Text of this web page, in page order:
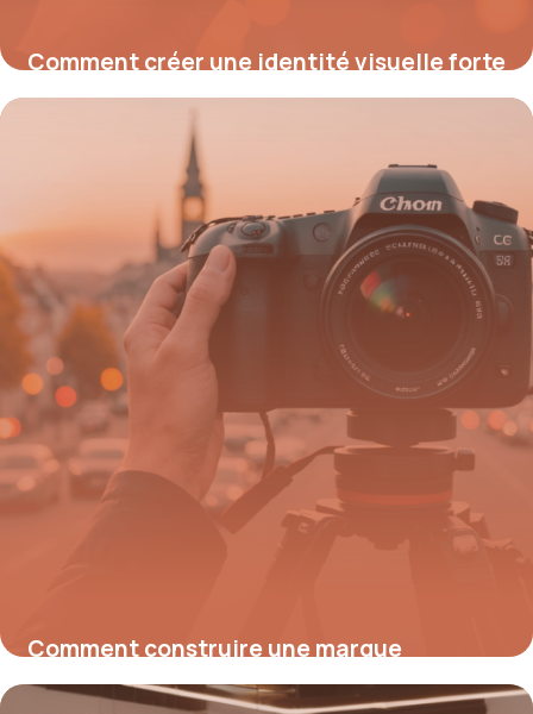
Comment créer une identité visuelle forte
en 5 questions clés
Comment construire une marque
inoubliable : stratégies avancées pour